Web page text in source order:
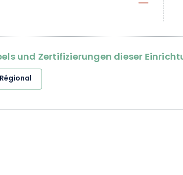
und Zertifizierungen dieser